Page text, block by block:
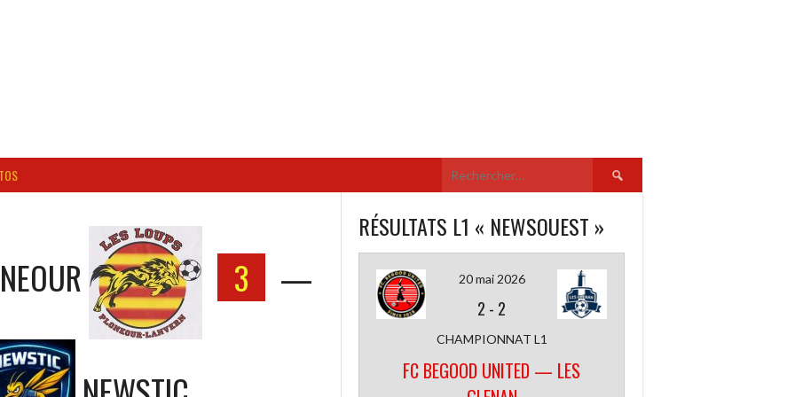
Rechercher :
3 —
RÉSULTATS L1 « NEWSOUEST »
20 mai 2026
2 - 2
CHAMPIONNAT L1
FC BEGOOD UNITED — LES